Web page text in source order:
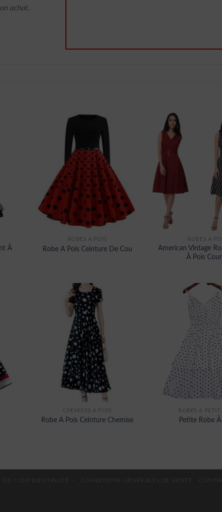
achat.
À
ROBES À POIS
Robe A Pois Ceinture De Cou
ROBES À
American Vintage
À Pois
CHEMISES À POIS
Robe A Pois Ceinture Chemise
ROBES À
Petite Robe